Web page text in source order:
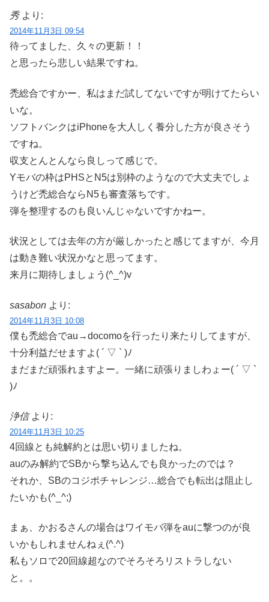
秀 より:
2014年11月3日 09:54
待ってました、久々の更新！！
と思ったら悲しい結果ですね。
禿総合ですかー、私はまだ試してないですが明けてたらい
いな。
ソフトバンクはiPhoneを大人しく養分した方が良さそう
ですね。
収支とんとんなら良しって感じで。
Yモバの枠はPHSとN5は別枠のようなので大丈夫でしょ
うけど禿総合ならN5も審査落ちです。
弾を整理するのも良いんじゃないですかねー。
状況としては去年の方が厳しかったと感じてますが、今月
は動き難い状況かなと思ってます。
来月に期待しましょう(^_^)v
sasabon より:
2014年11月3日 10:08
僕も禿総合でau→docomoを行ったり来たりしてますが、
十分利益だせますよ( ´ ▽ ` )ﾉ
まだまだ頑張れますよー。一緒に頑張りましわょー( ´ ▽ `
)ﾉ
浄信 より:
2014年11月3日 10:25
4回線とも純解約とは思い切りましたね。
auのみ解約でSBから撃ち込んでも良かったのでは？
それか、SBのコジポチャレンジ…総合でも転出は阻止し
たいかも(^_^;)
まぁ、かおるさんの場合はワイモバ弾をauに撃つのが良
いかもしれませんねぇ(^.^)
私もソロで20回線超なのでそろそろリストラしない
と。。